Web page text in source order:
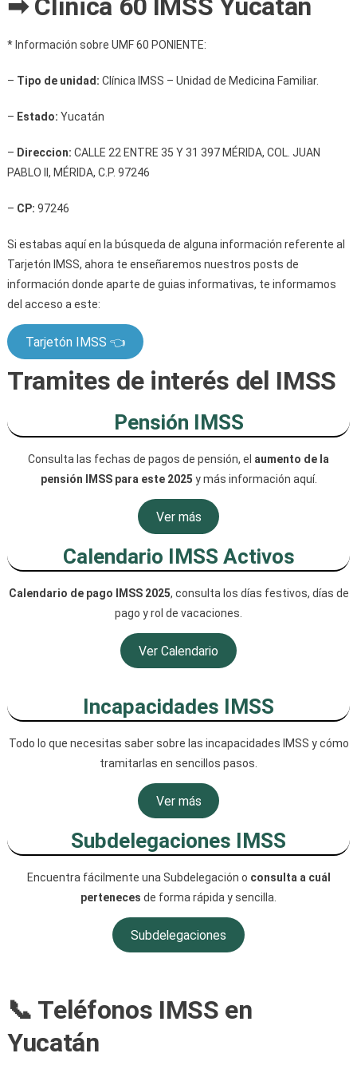
➡ Clínica 60 IMSS Yucatán
* Información sobre UMF 60 PONIENTE:
– Tipo de unidad: Clínica IMSS – Unidad de Medicina Familiar.
– Estado: Yucatán
– Direccion: CALLE 22 ENTRE 35 Y 31 397 MÉRIDA, COL. JUAN
PABLO II, MÉRIDA, C.P. 97246
– CP: 97246
Si estabas aquí en la búsqueda de alguna información referente al
Tarjetón IMSS, ahora te enseñaremos nuestros posts de
información donde aparte de guias informativas, te informamos
del acceso a este:
Tarjetón IMSS 👈
Tramites de interés del IMSS
Pensión IMSS
Consulta las fechas de pagos de pensión, el aumento de la
pensión IMSS para este 2025 y más información aquí.
Ver más
Calendario IMSS Activos
Calendario de pago IMSS 2025, consulta los días festivos, días de
pago y rol de vacaciones.
Ver Calendario
Incapacidades IMSS
Todo lo que necesitas saber sobre las incapacidades IMSS y cómo
tramitarlas en sencillos pasos.
Ver más
Subdelegaciones IMSS
Encuentra fácilmente una Subdelegación o consulta a cuál
perteneces de forma rápida y sencilla.
Subdelegaciones
📞 Teléfonos IMSS en
Yucatán